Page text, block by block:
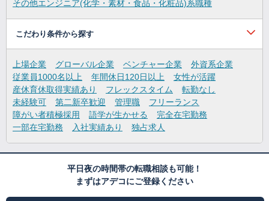
その他エンジニア(化学・素材・食品・化粧品)系職種
こだわり条件から探す
上場企業 グローバル企業 ベンチャー企業
外資系企業
従業員1000名以上
年間休日120日以上
女性が活躍
産休育休取得実績あり
フレックスタイム
転勤なし
未経験可
第二新卒歓迎 管理職
フリーランス
障がい者積極採用
語学が生かせる
完全在宅勤務
一部在宅勤務
入社実績あり 独占求人
平日夜の時間帯の転職相談も可能！
まずはアデコにご登録ください